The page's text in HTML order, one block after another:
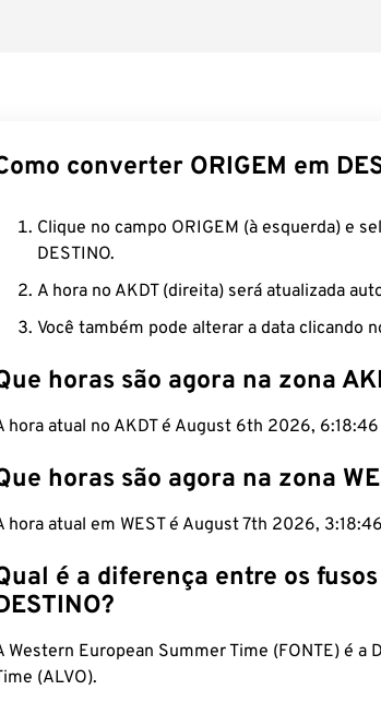
converter ORIGEM em
Clique no campo ORIGEM (à esquerda) e
DESTINO.
A hora no AKDT (direita) será atualizada
Você também pode alterar a data clicando
horas são agora na zona
hora atual no AKDT é August 6th 2026, 6:18:47
horas são agora na zona
hora atual em WEST é August 7th 2026,
é a diferença entre os
Western European Summer Time (FONTE) é a
(ALVO).